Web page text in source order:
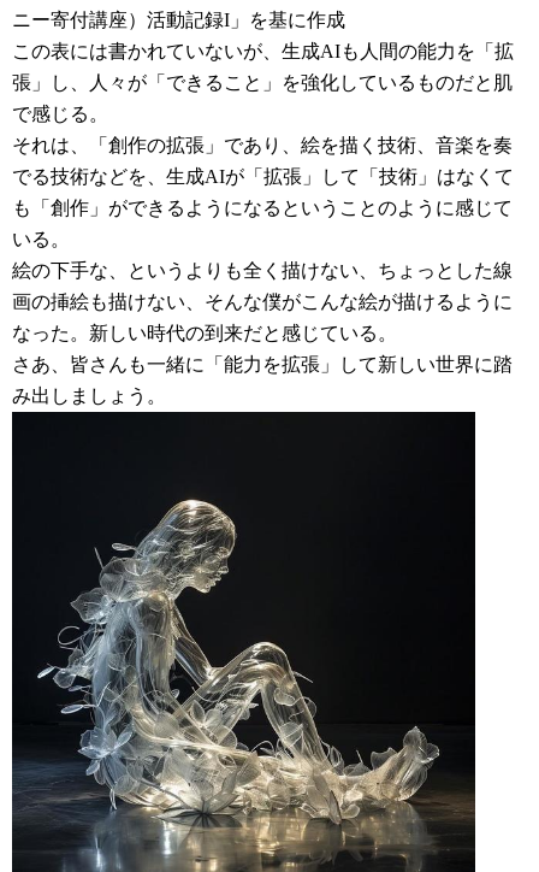
ニー寄付講座）活動記録I」を基に作成
この表には書かれていないが、生成AIも人間の能力を「拡
張」し、人々が「できること」を強化しているものだと肌
で感じる。
それは、「創作の拡張」であり、絵を描く技術、音楽を奏
でる技術などを、生成AIが「拡張」して「技術」はなくて
も「創作」ができるようになるということのように感じて
いる。
絵の下手な、というよりも全く描けない、ちょっとした線
画の挿絵も描けない、そんな僕がこんな絵が描けるように
なった。新しい時代の到来だと感じている。
さあ、皆さんも一緒に「能力を拡張」して新しい世界に踏
み出しましょう。